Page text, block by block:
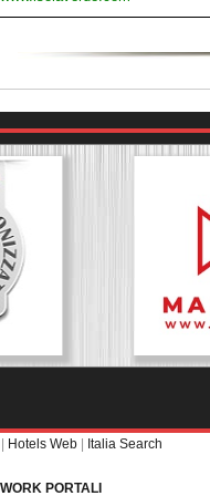
| Hotels Web | Italia Search
PORTALI